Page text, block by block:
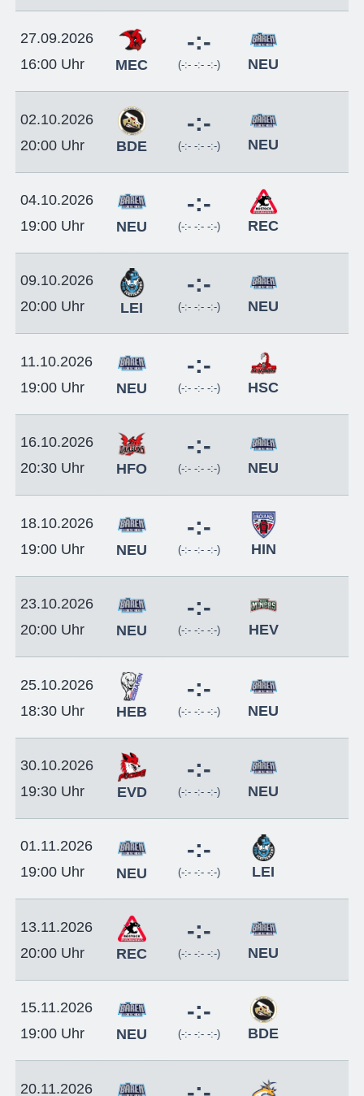
27.09.2026
16:00 Uhr
MEC
-:-
(-:- -:- -:-) NEU
02.10.2026
20:00 Uhr
BDE
-:-
(-:- -:- -:-) NEU
04.10.2026
19:00 Uhr
NEU
-:-
(-:- -:- -:-) REC
09.10.2026
20:00 Uhr
LEI
-:-
(-:- -:- -:-) NEU
11.10.2026
19:00 Uhr
NEU
-:-
(-:- -:- -:-) HSC
16.10.2026
20:30 Uhr
HFO
-:-
(-:- -:- -:-) NEU
18.10.2026
19:00 Uhr
NEU
-:-
(-:- -:- -:-) HIN
23.10.2026
20:00 Uhr
NEU
-:-
(-:- -:- -:-) HEV
25.10.2026
18:30 Uhr
HEB
-:-
(-:- -:- -:-) NEU
30.10.2026
19:30 Uhr
EVD
-:-
(-:- -:- -:-) NEU
01.11.2026
19:00 Uhr
NEU
-:-
(-:- -:- -:-) LEI
13.11.2026
20:00 Uhr
REC
-:-
(-:- -:- -:-) NEU
15.11.2026
19:00 Uhr
NEU
-:-
(-:- -:- -:-) BDE
20.11.2026